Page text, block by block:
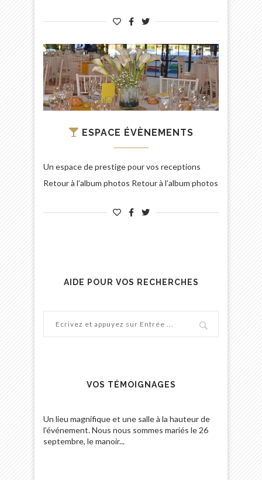
ESPACE ÉVÈNEMENTS
Un espace de prestige pour vos receptions
Retour à l’album photos Retour à l’album photos
AIDE POUR VOS RECHERCHES
VOS TÉMOIGNAGES
Un lieu magnifique et une salle à la hauteur de
l’événement. Nous nous sommes mariés le 26
septembre, le manoir...